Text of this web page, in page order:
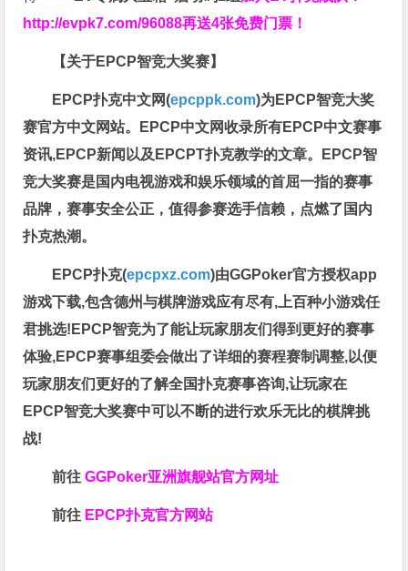
http://evpk7.com/96088再送4张免费门票！
【关于EPCP智竞大奖赛】
EPCP扑克中文网(epcppk.com)为EPCP智竞大奖
赛官方中文网站。EPCP中文网收录所有EPCP中文赛事
资讯,EPCP新闻以及EPCPT扑克教学的文章。EPCP智
竞大奖赛是国内电视游戏和娱乐领域的首屈一指的赛事
品牌，赛事安全公正，值得参赛选手信赖，点燃了国内
扑克热潮。
EPCP扑克(epcpxz.com)由GGPoker官方授权app
游戏下载,包含德州与棋牌游戏应有尽有,上百种小游戏任
君挑选!EPCP智竞为了能让玩家朋友们得到更好的赛事
体验,EPCP赛事组委会做出了详细的赛程赛制调整,以便
玩家朋友们更好的了解全国扑克赛事咨询,让玩家在
EPCP智竞大奖赛中可以不断的进行欢乐无比的棋牌挑
战!
前往GGPoker亚洲旗舰站官方网址
前往 EPCP扑克官方网站